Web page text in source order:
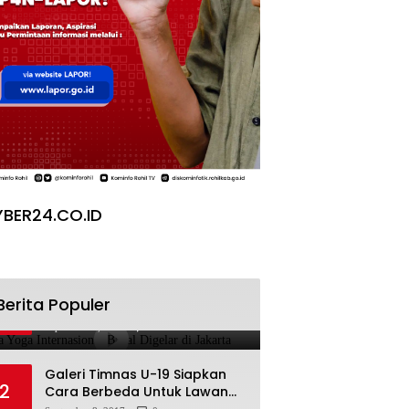
Populer
1
Bakal Digelar di Jakarta
2
Galeri Timnas U-19 Siapkan
Cara Berbeda Untuk Lawan